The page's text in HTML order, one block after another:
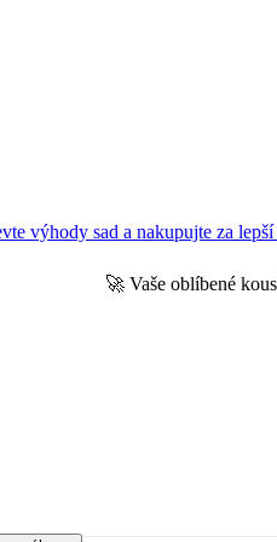
výhody sad a nakupujte za
🚀 Vaše oblíbené